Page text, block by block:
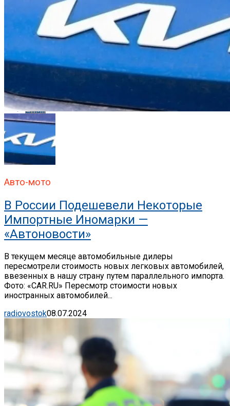
Pinterest
Whatsapp
Email
Авто-мото
В России Подешевели Некоторые
Импортные Иномарки —
«Автоновости»
В текущем месяце автомобильные дилеры
пересмотрели стоимость новых легковых автомобилей,
ввезенных в нашу страну путем параллельного импорта.
Фото: «CAR.RU» Пересмотр стоимости новых
иностранных автомобилей...
radiovostok08.07.2024